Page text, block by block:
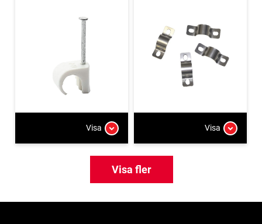
Visa Visa
Visa fler